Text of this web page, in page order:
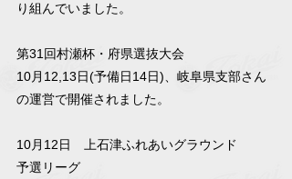
り組んでいました。
第31回村瀬杯・府県選抜大会
10月12,13日(予備日14日)、岐阜県支部さん
の運営で開催されました。
10月12日　上石津ふれあいグラウンド
予選リーグ